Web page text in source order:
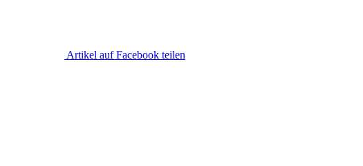
Artikel auf Facebook teilen